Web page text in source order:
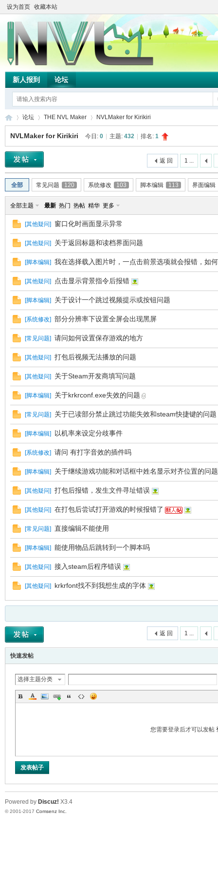
设为首页 收藏本站
新人报到 论坛
TH
ak
»
论坛
›
THE NVL Maker NVLMaker for Kirikiri
NVLMaker for Kirikiri 今日: 0 主题: 432 排名: 1
1 ...
返 回
全部 常见问题 120 系统修改 103 脚本编辑 113 界面编辑
全部主题 最新 热门 热帖 精华 更多
[其他疑问] 窗口化时画面显示异常
[其他疑问] 关于返回标题和读档界面问题
[脚本编辑] 我在选择载入图片时，一点击前景选项就会报错，如
[其他疑问] 点击显示背景指令后报错
[脚本编辑] 关于设计一个跳过视频提示或按钮问题
[系统修改] 部分分辨率下设置全屏会出现黑屏
[常见问题] 请问如何设置保存游戏的地方
[其他疑问] 打包后视频无法播放的问题
[其他疑问] 关于Steam开发商填写问题
[脚本编辑] 关于krkrconf.exe失效的问题
[常见问题] 关于已读部分禁止跳过功能失效和steam快捷键的问题
[脚本编辑] 以机率来设定分歧事件
[系统修改] 请问 有打字音效的插件吗
[脚本编辑] 关于继续游戏功能和对话框中姓名显示对齐位置的问题
[其他疑问] 打包后报错，发生文件寻址错误
[其他疑问] 在打包后尝试打开游戏的时候报错了
[常见问题] 直接编辑不能使用
[脚本编辑] 能使用物品后跳转到一个脚本吗
[其他疑问] 接入steam后程序错误
[其他疑问] krkrfont找不到我想生成的字体
1 ...
返 回
快速发帖
选择主题分类
您需要登录后才可以发帖
发表帖子
Powered by Discuz! X3.4
© 2001-2017 Comsenz Inc.